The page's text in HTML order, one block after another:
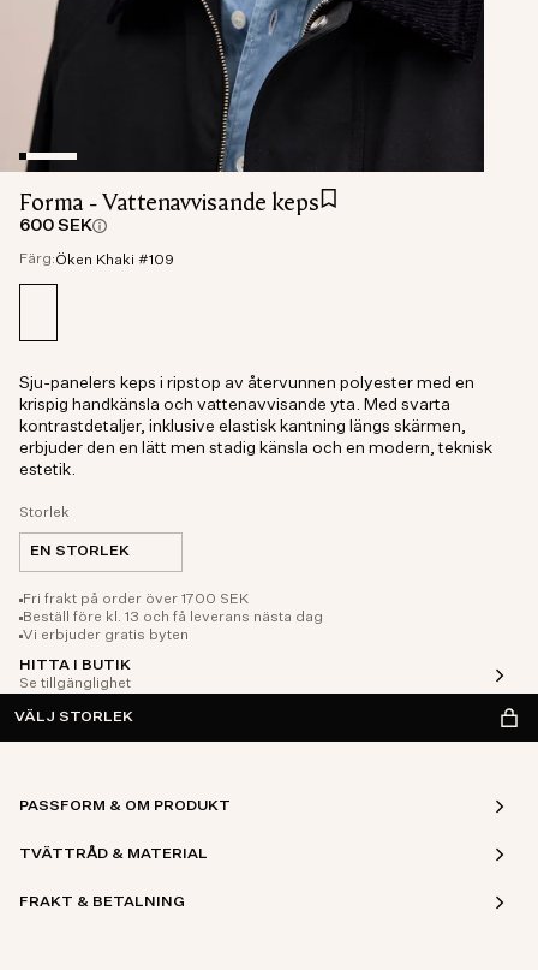
Forma - Vattenavvisande keps
600 SEK
Färg:Öken Khaki #109
Storlek
EN STORLEK
Fri frakt på order över 1700 SEK
Beställ före kl. 13 och få leverans nästa dag
Vi erbjuder gratis byten
HITTA I BUTIK
Se tillgänglighet
Sju-panelers keps i ripstop av återvunnen polyester med en
krispig handkänsla och vattenavvisande yta. Med svarta
kontrastdetaljer, inklusive elastisk kantning längs skärmen,
erbjuder den en lätt men stadig känsla och en modern, teknisk
estetik.
VÄLJ STORLEK
PASSFORM & OM PRODUKT
TVÄTTRÅD & MATERIAL
FRAKT & BETALNING